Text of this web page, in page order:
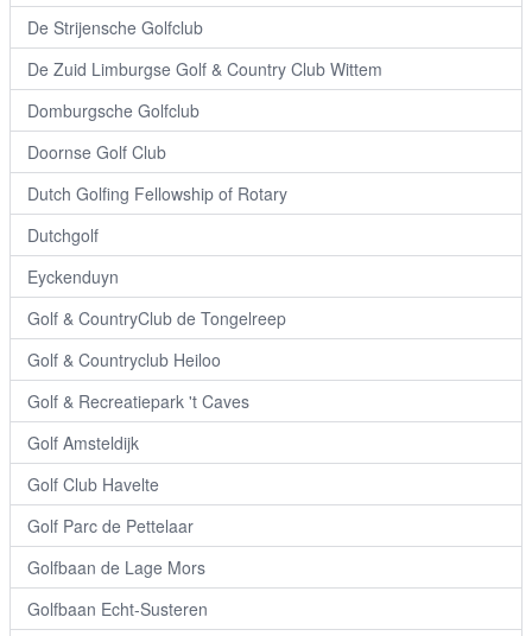
De Strijensche Golfclub
De Zuid Limburgse Golf & Country Club Wittem
Domburgsche Golfclub
Doornse Golf Club
Dutch Golfing Fellowship of Rotary
Dutchgolf
Eyckenduyn
Golf & CountryClub de Tongelreep
Golf & Countryclub Heiloo
Golf & Recreatiepark 't Caves
Golf Amsteldijk
Golf Club Havelte
Golf Parc de Pettelaar
Golfbaan de Lage Mors
Golfbaan Echt-Susteren